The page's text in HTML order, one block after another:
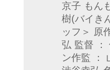
京子 もん
樹(バイき
ッフ＞ 原
弘 監督 ：
ン作監 ：